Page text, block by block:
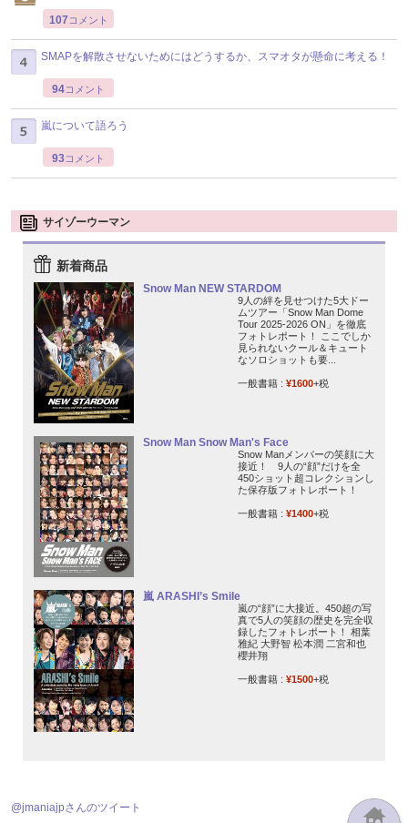
107 コメント
SMAPを解散させないためにはどうするか、スマオタが懸命に考える！
94コメント
嵐について語ろう
93コメント
サイゾーウーマン
新着商品
Snow Man NEW STARDOM
9人の絆を見せつけた5大ドー
ムツアー「Snow Man Dome
Tour 2025-2026 ON」を徹底
フォトレポート！ ここでしか
見られないクール＆キュート
なソロショットも要...
一般書籍 : ¥1600+税
Snow Man Snow Man's Face
Snow Manメンバーの笑顔に大
接近！ 9人の“顔”だけを全
450ショット超コレクションし
た保存版フォトレポート！
一般書籍 : ¥1400+税
嵐 ARASHI’s Smile
嵐の“顔”に大接近。450超の写
真で5人の笑顔の歴史を完全収
録したフォトレポート！ 相葉
雅紀 大野智 松本潤 二宮和也
櫻井翔
一般書籍 : ¥1500+税
@jmaniajpさんのツイート